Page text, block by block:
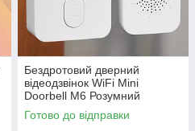
Бездротовий дверний
відеодзвінок WiFi Mini
Doorbell M6 Розумний
акумуляторний дзвінок вічко з
камерою для дому
Готово до відправки